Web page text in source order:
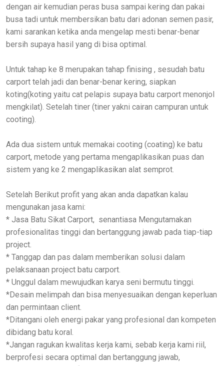
dengan air kemudian peras busa sampai kering dan pakai
busa tadi untuk membersikan batu dari adonan semen pasir,
kami sarankan ketika anda mengelap mesti benar-benar
bersih supaya hasil yang di bisa optimal.
Untuk tahap ke 8 merupakan tahap finising , sesudah batu
carport telah jadi dan benar-benar kering, siapkan
koting(koting yaitu cat pelapis supaya batu carport menonjol
mengkilat). Setelah tiner (tiner yakni cairan campuran untuk
cooting).
Ada dua sistem untuk memakai cooting (coating) ke batu
carport, metode yang pertama mengaplikasikan puas dan
sistem yang ke 2 mengaplikasikan alat semprot.
Setelah Berikut profit yang akan anda dapatkan kalau
mengunakan jasa kami:
* Jasa Batu Sikat Carport, senantiasa Mengutamakan
profesionalitas tinggi dan bertanggung jawab pada tiap-tiap
project.
* Tanggap dan pas dalam memberikan solusi dalam
pelaksanaan project batu carport.
* Unggul dalam mewujudkan karya seni bermutu tinggi.
*Desain melimpah dan bisa menyesuaikan dengan keperluan
dan permintaan client.
*Ditangani oleh energi pakar yang profesional dan kompeten
dibidang batu koral.
*Jangan ragukan kwalitas kerja kami, sebab kerja kami riil,
berprofesi secara optimal dan bertanggung jawab,